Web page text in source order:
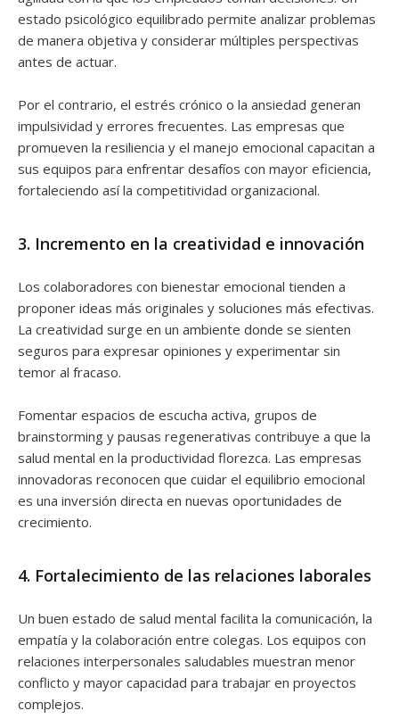
estado psicológico equilibrado permite analizar problemas
de manera objetiva y considerar múltiples perspectivas
antes de actuar.
Por el contrario, el estrés crónico o la ansiedad generan
impulsividad y errores frecuentes. Las empresas que
promueven la resiliencia y el manejo emocional capacitan a
sus equipos para enfrentar desafíos con mayor eficiencia,
fortaleciendo así la competitividad organizacional.
3. Incremento en la creatividad e innovación
Los colaboradores con bienestar emocional tienden a
proponer ideas más originales y soluciones más efectivas.
La creatividad surge en un ambiente donde se sienten
seguros para expresar opiniones y experimentar sin
temor al fracaso.
Fomentar espacios de escucha activa, grupos de
brainstorming y pausas regenerativas contribuye a que la
salud mental en la productividad florezca. Las empresas
innovadoras reconocen que cuidar el equilibrio emocional
es una inversión directa en nuevas oportunidades de
crecimiento.
4. Fortalecimiento de las relaciones laborales
Un buen estado de salud mental facilita la comunicación, la
empatía y la colaboración entre colegas. Los equipos con
relaciones interpersonales saludables muestran menor
conflicto y mayor capacidad para trabajar en proyectos
complejos.